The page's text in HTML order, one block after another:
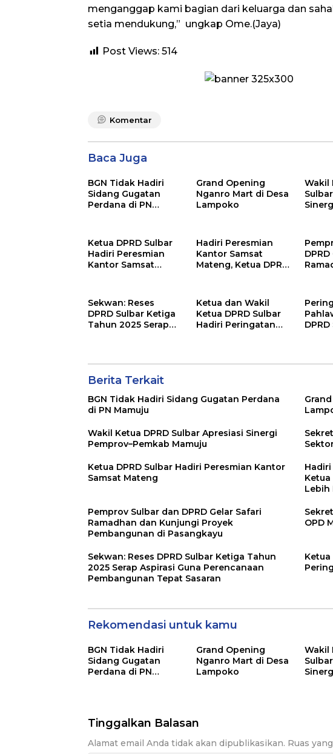
menganggap kami bagian dari keluarga dan
setia mendukung,” ungkap Ome.(Jaya)
Post Views: 514
Komentar
Baca Juga
BGN Tidak Hadiri
Sidang Gugatan
Perdana di PN
Grand Opening
Nganro Mart di Desa
Lampoko
Wakil
Ketua DPRD Sulbar
Hadiri Peresmian
Kantor Samsat
Hadiri Peresmian
Kantor Samsat
Mateng, Ketua DPRD
Lebih Maksimal
Sekwan: Reses
DPRD Sulbar Ketiga
Tahun 2025 Serap
Tepat Sasaran
Ketua dan Wakil
Ketua DPRD Sulbar
Hadiri Peringatan
Berita Terkait
BGN Tidak Hadiri Sidang Gugatan Perdana
di PN Mamuju
Wakil Ketua DPRD Sulbar Apresiasi Sinergi
Pemprov–Pemkab Mamuju
Ketua DPRD Sulbar Hadiri Peresmian Kantor
Samsat Mateng
Ketua
Lebih
Pemprov Sulbar dan DPRD Gelar Safari
Ramadhan dan Kunjungi Proyek
Pembangunan di Pasangkayu
OPD
Sekwan: Reses DPRD Sulbar Ketiga Tahun
2025 Serap Aspirasi Guna Perencanaan
Pembangunan Tepat Sasaran
Ketua
Rekomendasi untuk kamu
BGN Tidak Hadiri
Sidang Gugatan
Perdana di PN
Grand Opening
Nganro Mart di Desa
Lampoko
Wakil
Tinggalkan Balasan
Alamat email Anda tidak akan dipublikasikan. Ruas